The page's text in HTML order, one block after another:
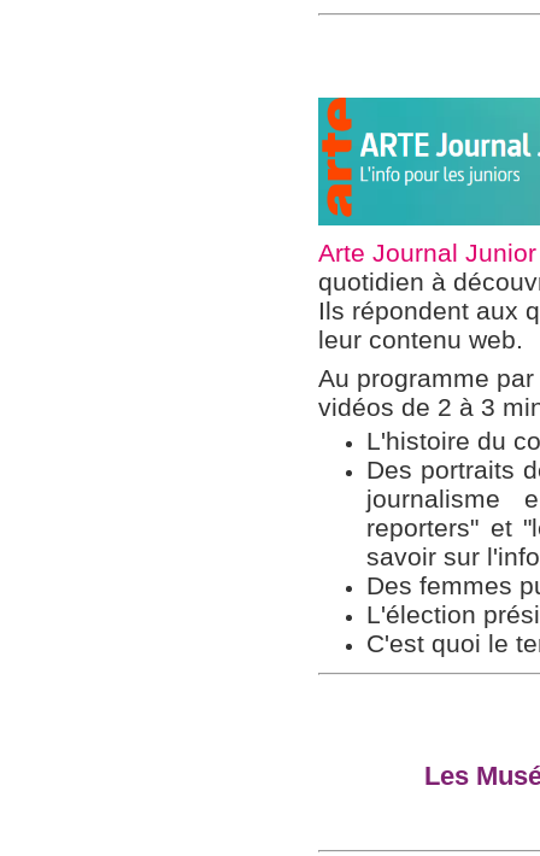
Arte Journal Junior
quotidien à
Ils répondent aux
leur contenu web.
Au programme
vidéos de 2 à 3
L'histoire du
Des portraits
journalisme
reporters" et
savoir sur
Des femmes
L'élection
C'est quoi le
Les